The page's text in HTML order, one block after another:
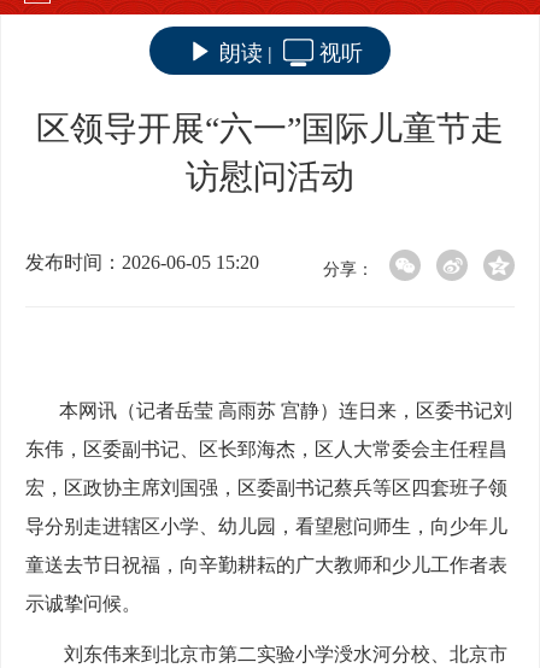
朗读 | 视听
区领导开展“六一”国际儿童节走
访慰问活动
发布时间：2026-06-05 15:20 分享：
本网讯（记者岳莹 高雨苏 宫静）连日来，区委书记刘
东伟，区委副书记、区长郅海杰，区人大常委会主任程昌
宏，区政协主席刘国强，区委副书记蔡兵等区四套班子领
导分别走进辖区小学、幼儿园，看望慰问师生，向少年儿
童送去节日祝福，向辛勤耕耘的广大教师和少儿工作者表
示诚挚问候。
刘东伟来到北京市第二实验小学涭水河分校、北京市